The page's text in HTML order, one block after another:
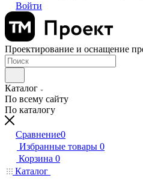
Войти
Проектирование и оснащение
Каталог
По всему сайту
По каталогу
Сравнение0
Избранные товары 0
Корзина 0
Каталог